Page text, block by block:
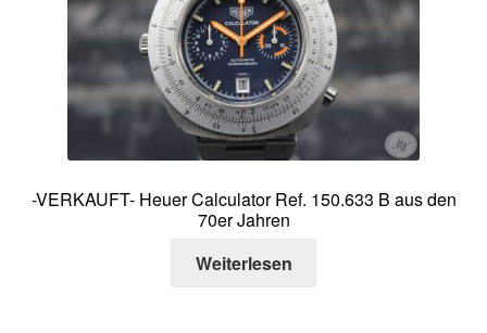
Über mich
Kontakt
-VERKAUFT- Heuer Calculator Ref. 150.633 B aus den
70er Jahren
Weiterlesen